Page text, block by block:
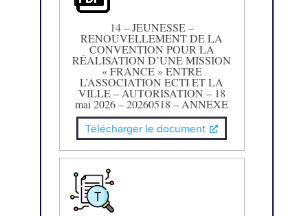
14 – JEUNESSE –
RENOUVELLEMENT DE LA
CONVENTION POUR LA
RÉALISATION D’UNE MISSION
« FRANCE » ENTRE
L’ASSOCIATION ECTI ET LA
VILLE – AUTORISATION – 18
mai 2026 – 20260518 – ANNEXE
Télécharger le document